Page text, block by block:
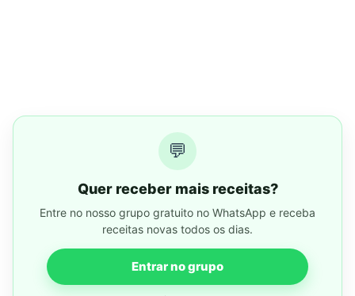
💬
Quer receber mais receitas?
Entre no nosso grupo gratuito no WhatsApp e receba
receitas novas todos os dias.
Entrar no grupo